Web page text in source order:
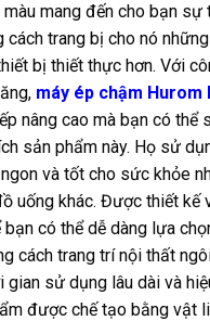
mang đến cho bạn sự
cách trang bị cho nó
bị thiết thực hơn. Với
máy ép chậm Hurom
nâng cao mà bạn có thể
sản phẩm này. Họ sử
và tốt cho sức khỏe
uống khác. Được thiết kế
bạn có thể dễ dàng lựa
cách trang trí nội thất
gian sử dụng lâu dài và
được chế tạo bằng vật